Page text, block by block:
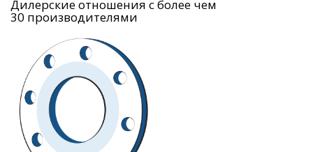
Дилерские отношения с более чем
30 производителями